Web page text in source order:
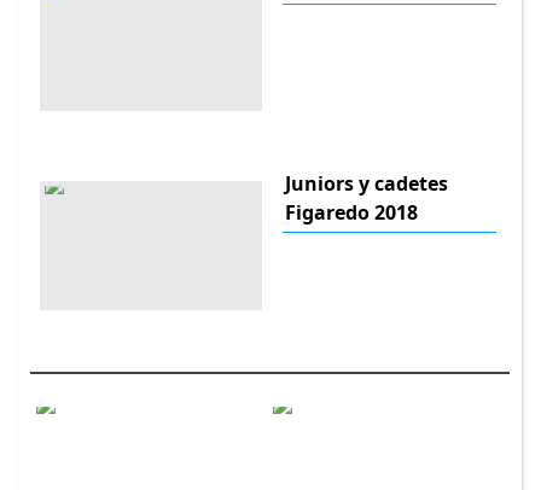
Juniors y cadetes
Figaredo 2018